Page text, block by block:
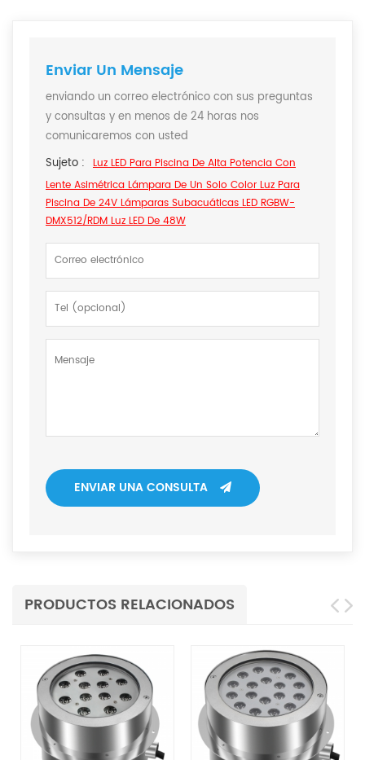
Enviar Un Mensaje
enviando un correo electrónico con sus preguntas
y consultas y en menos de 24 horas nos
comunicaremos con usted
Sujeto : Luz LED Para Piscina De Alta Potencia Con
Lente Asimétrica Lámpara De Un Solo Color Luz Para
Piscina De 24V Lámparas Subacuáticas LED RGBW-
DMX512/RDM Luz LED De 48W
ENVIAR UNA CONSULTA
PRODUCTOS RELACIONADOS